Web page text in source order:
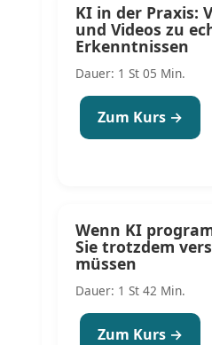
KI in der Praxis:
und Videos zu
Erkenntnissen
Dauer: 1 St 05 Min.
Zum Kurs →
Wenn KI
Sie trotzdem
müssen
Dauer: 1 St 42 Min.
Zum Kurs →